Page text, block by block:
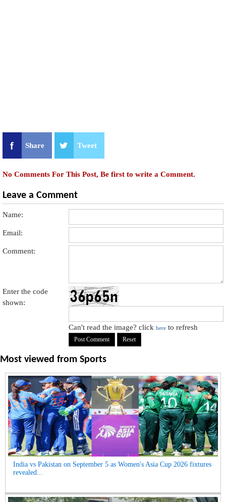
Share Tweet
No Comments For This Post, Be first to write a Comment.
Leave a Comment
Name:
Email:
Comment:
Enter the code
shown:
Can't read the image? clickhere to refresh
Most viewed from Sports
India vs Pakistan on September 5 as Women's Asia Cup 2026 fixtures
revealed...